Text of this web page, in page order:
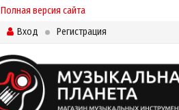
Полная версия сайта
Вход
Регистрация